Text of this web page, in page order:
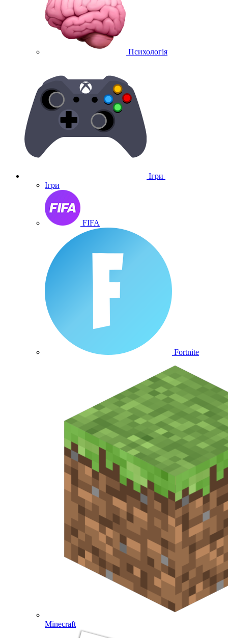
Психологія
Ігри
Ігри
FIFA
Fortnite
Minecraft